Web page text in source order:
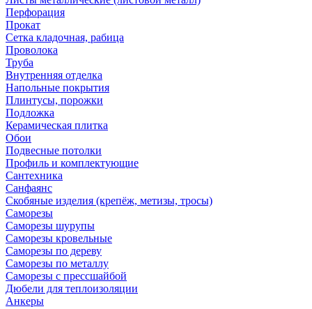
Перфорация
Прокат
Сетка кладочная, рабица
Проволока
Труба
Внутренняя отделка
Напольные покрытия
Плинтусы, порожки
Подложка
Керамическая плитка
Обои
Подвесные потолки
Профиль и комплектующие
Сантехника
Санфаянс
Скобяные изделия (крепёж, метизы, тросы)
Саморезы
Саморезы шурупы
Саморезы кровельные
Саморезы по дереву
Саморезы по металлу
Саморезы с прессшайбой
Дюбели для теплоизоляции
Анкеры